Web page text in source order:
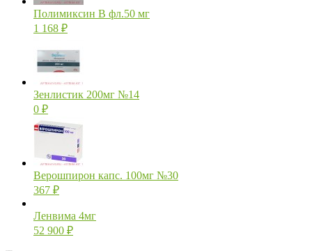
Полимиксин В фл.50 мг
1 168 ₽
Зенлистик 200мг №14
0 ₽
Верошпирон капс. 100мг №30
367 ₽
Ленвима 4мг
52 900 ₽